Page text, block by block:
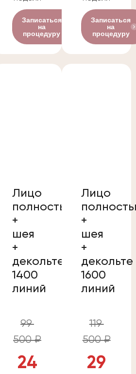
Записаться
на
процедуру
Записаться
на
процедуру
Лицо
полностью
+
шея
+
декольте
1400
линий
99
500 ₽
24
Лицо
+
шея
+
декольте
1600
линий
119
500 ₽
29